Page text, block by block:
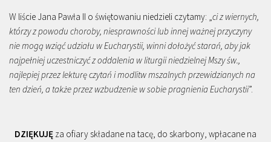
W liście Jana Pawła II o świętowaniu niedzieli czytamy: „ci z wiernych,
którzy z powodu choroby, niesprawności lub innej ważnej przyczyny
nie mogą wziąć udziału w Eucharystii, winni dołożyć starań, aby jak
najpełniej uczestniczyć z oddalenia w liturgii niedzielnej Mszy św.,
najlepiej przez lekturę czytań i modlitw mszalnych przewidzianych na
ten dzień, a także przez wzbudzenie w sobie pragnienia Eucharystii”.
DZIĘKUJĘ za ofiary składane na tacę, do skarbony, wpłacane na